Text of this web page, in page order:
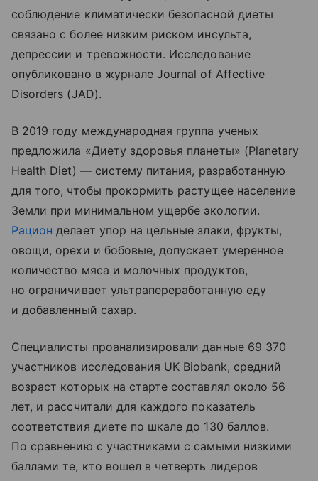
соблюдение климатически безопасной диеты
связано с более низким риском инсульта,
депрессии и тревожности. Исследование
опубликовано в журнале Journal of Affective
Disorders (JAD).
В 2019 году международная группа ученых
предложила «Диету здоровья планеты» (Planetary
Health Diet) — систему питания, разработанную
для того, чтобы прокормить растущее население
Земли при минимальном ущербе экологии.
Рацион делает упор на цельные злаки, фрукты,
овощи, орехи и бобовые, допускает умеренное
количество мяса и молочных продуктов,
но ограничивает ультрапереработанную еду
и добавленный сахар.
Специалисты проанализировали данные 69 370
участников исследования UK Biobank, средний
возраст которых на старте составлял около 56
лет, и рассчитали для каждого показатель
соответствия диете по шкале до 130 баллов.
По сравнению с участниками с самыми низкими
баллами те, кто вошел в четверть лидеров